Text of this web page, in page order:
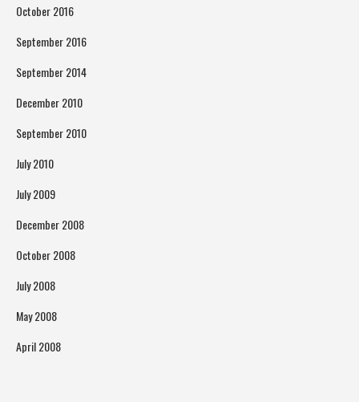
October 2016
September 2016
September 2014
December 2010
September 2010
July 2010
July 2009
December 2008
October 2008
July 2008
May 2008
April 2008